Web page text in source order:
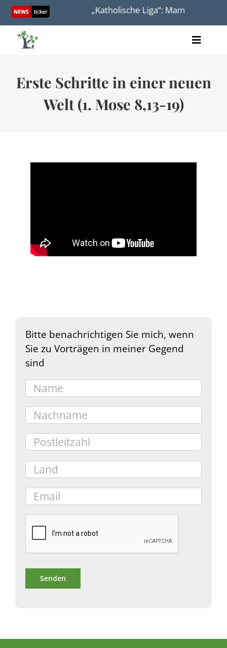
Skip
content
mehr! „Katholische Liga“: Mamdani soll
Toggle
Audio
Bücher
Termine
Erste Schritte in einer neuen
Welt (1. Mose 8,13-19)
Bitte benachrichtigen Sie mich, wenn
Sie zu Vorträgen in meiner Gegend
sind